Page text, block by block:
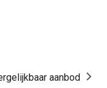
aanbod